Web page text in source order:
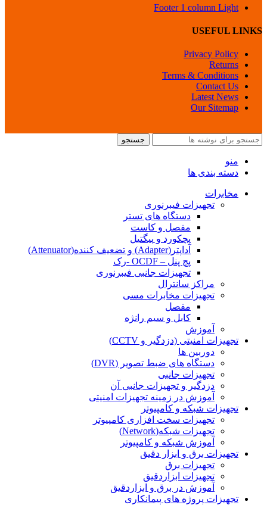
Footer 1 column Light
USEFUL LINKS
Privacy Policy
Returns
Terms & Conditions
Contact Us
Latest News
Our Sitemap
جستجو
منو
دسته بندی ها
مخابرات
تجهیزات فیبرنوری
دستگاه های تستر
مفصل و کاست
پچکورد و پیگتیل
آداپتر(Adapter) و تضعیف کننده(Attenuator)
پچ پنل – OCDF -رک
تجهیزات جانبی فیبرنوری
مراکز سانترال
تجهیزات مخابرات مسی
مفصل
کابل و سیم رانژه
آموزش
تجهیزات امنیتی (دزدگیر و CCTV)
دوربین ها
دستگاه های ضبط تصویر (DVR)
تجهیزات جانبی
دزدگیر و تجهیزات جانبی آن
آموزش در زمینه تجهیزات امنیتی
تجهیزات شبکه و کامپیوتر
تجهیزات سخت افزاری کامپیوتر
تجهیزات شبکه(Network)
آموزش شبکه و کامپیوتر
تجهیزات برق و ابزار دقیق
تجهیزات برق
تجهیزات ابزاردقیق
آموزش در برق و ابزاردقیق
تجهیزات پروژه های پیمانکاری